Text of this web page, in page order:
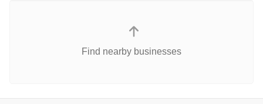
Find nearby businesses